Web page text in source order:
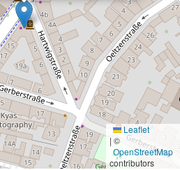
Leaflet
| ©
OpenStreetMap
contributors